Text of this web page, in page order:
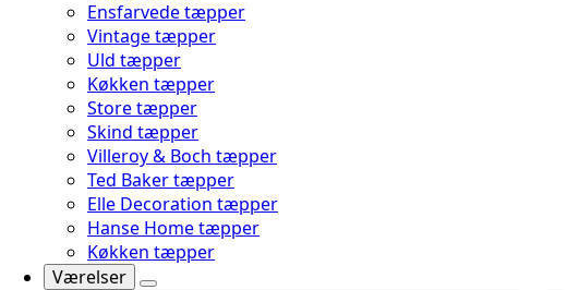
Ensfarvede tæpper
Vintage tæpper
Uld tæpper
Køkken tæpper
Store tæpper
Skind tæpper
Villeroy & Boch tæpper
Ted Baker tæpper
Elle Decoration tæpper
Hanse Home tæpper
Køkken tæpper
Værelser